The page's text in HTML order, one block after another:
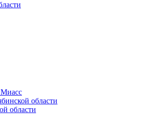
Миасс
области
области